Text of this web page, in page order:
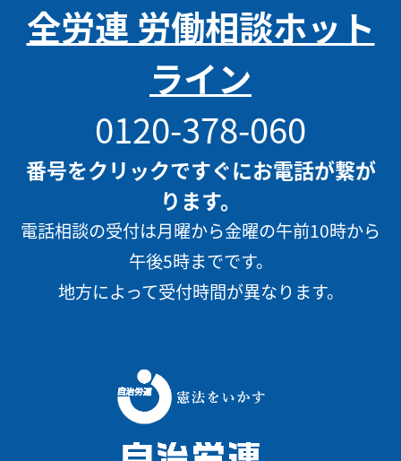
全労連 労働相談ホット
ライン
0120-378-060
番号をクリックですぐにお電話が繋が
ります。
電話相談の受付は月曜から金曜の午前10時から
午後5時までです。
地方によって受付時間が異なります。